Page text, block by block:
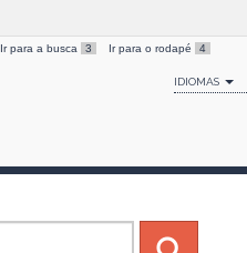
Ir para a busca 3 Ir para o rodapé 4
IDIOMAS